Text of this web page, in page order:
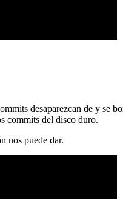
desaparezcan de y
commits del disco duro.
nos puede dar.